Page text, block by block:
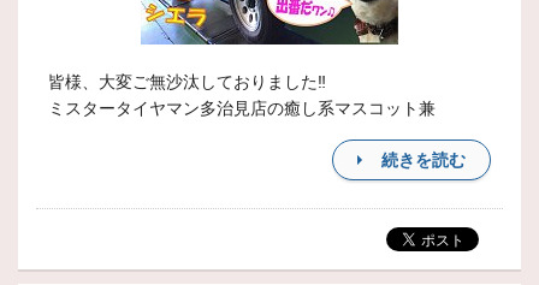
皆様、大変ご無沙汰しておりました‼
ミスタータイヤマン多治見店の癒し系マスコット兼
続きを読む